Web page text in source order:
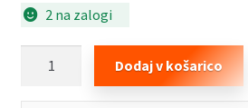
2 na zalogi
stol
Dodaj v košarico